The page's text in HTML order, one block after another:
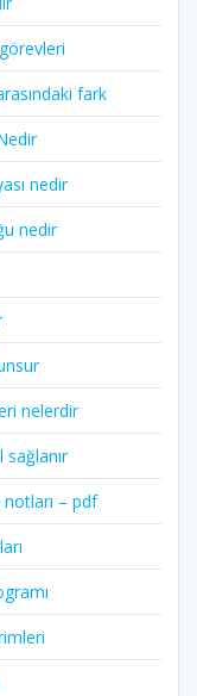
fark
nedir
nedir
nelerdir
sağlanır
– pdf